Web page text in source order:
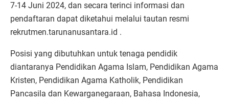
7-14 Juni 2024, dan secara terinci informasi dan
pendaftaran dapat diketahui melalui tautan resmi
rekrutmen.tarunanusantara.id .
Posisi yang dibutuhkan untuk tenaga pendidik
diantaranya Pendidikan Agama Islam, Pendidikan Agama
Kristen, Pendidikan Agama Katholik, Pendidikan
Pancasila dan Kewarganegaraan, Bahasa Indonesia,